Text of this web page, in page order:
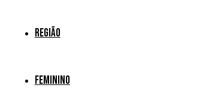
Região
Feminino